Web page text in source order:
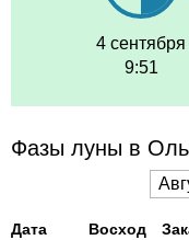
4 сентября
9:51
Фазы луны в
Дата Восход